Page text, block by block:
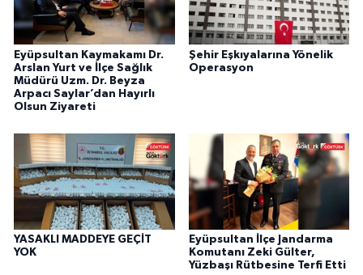
Eyüpsultan Kaymakamı Dr.
Arslan Yurt ve İlçe Sağlık
Müdürü Uzm. Dr. Beyza
Arpacı Saylar’dan Hayırlı
Olsun Ziyareti
Şehir Eşkıyalarına Yönelik
Operasyon
YASAKLI MADDEYE GEÇİT
YOK
Eyüpsultan İlçe Jandarma
Komutanı Zeki Gülter,
Yüzbaşı Rütbesine Terfi Etti